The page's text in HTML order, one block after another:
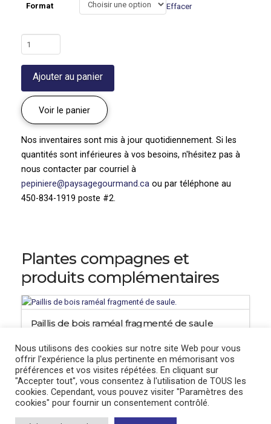
Format Effacer
de
Pois
vivace
'Red
Pearl'
Ajouter au panier
Voir le panier
Nos inventaires sont mis à jour quotidiennement. Si les
quantités sont inférieures à vos besoins, n'hésitez pas à
nous contacter par courriel à
pepiniere@paysagegourmand.caou par téléphone au
450-834-1919 poste #2.
Plantes compagnes et
produits complémentaires
Paillis de bois raméal fragmenté de saule
Nous utilisons des cookies sur notre site Web pour vous
offrir l'expérience la plus pertinente en mémorisant vos
préférences et vos visites répétées. En cliquant sur
"Accepter tout", vous consentez à l'utilisation de TOUS les
cookies. Cependant, vous pouvez visiter "Paramètres des
cookies" pour fournir un consentement contrôlé.